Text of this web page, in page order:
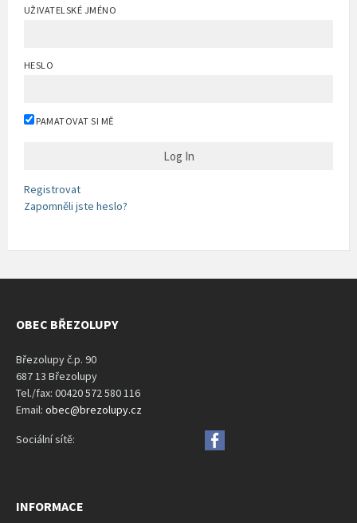
UŽIVATELSKÉ JMÉNO
HESLO
PAMATOVAT SI MĚ
Registrovat
Zapomněli jste heslo?
OBEC BŘEZOLUPY
Březolupy č.p. 90
687 13 Březolupy
Tel./fax: 00420 572 580 116
Email: obec@brezolupy.cz
Sociální sítě:
INFORMACE